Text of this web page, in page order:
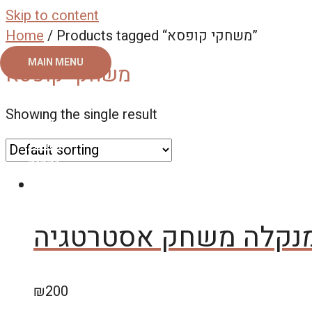
Skip to content
MAIN MENU
צור קשר
אודות
גלריה
Home / Products tagged “משחקי קופסא”
משחקי קופסא
Showing the single result
משחק אסטרטגיה
₪200